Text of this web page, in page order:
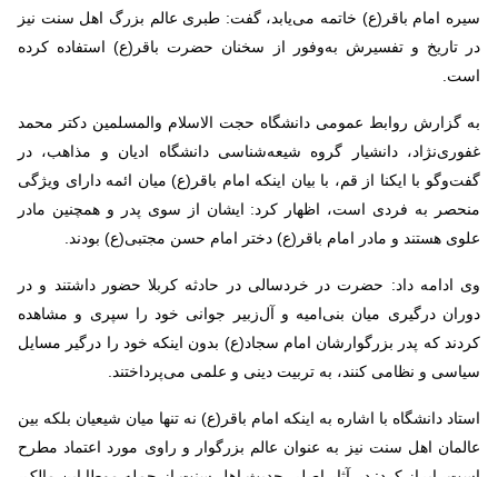
سیره امام باقر(ع) خاتمه می‌یابد، گفت: طبری عالم بزرگ اهل سنت نیز
در تاریخ و تفسیرش به‌وفور از سخنان حضرت باقر(ع) استفاده کرده
است.
به گزارش روابط عمومی دانشگاه حجت الاسلام والمسلمین دکتر محمد
غفوری‌نژاد، دانشیار گروه شیعه‌شناسی دانشگاه ادیان و مذاهب، در
گفت‌وگو با ایکنا از قم، با بیان اینکه امام باقر(ع) میان ائمه دارای ویژگی
منحصر به فردی است، اظهار کرد: ایشان از سوی پدر و همچنین مادر
علوی هستند و مادر امام باقر(ع) دختر امام حسن مجتبی(ع) بودند.
وی ادامه داد: حضرت در خردسالی در حادثه کربلا حضور داشتند و در
دوران درگیری میان بنی‌امیه و آل‌زبیر جوانی خود را سپری و مشاهده
کردند که پدر بزرگوارشان امام سجاد(ع) بدون اینکه خود را درگیر مسایل
سیاسی و نظامی کنند، به تربیت دینی و علمی می‌پرداختند.
استاد دانشگاه با اشاره به اینکه امام باقر(ع) نه تنها میان شیعیان بلکه بین
عالمان اهل سنت نیز به عنوان عالم بزرگوار و راوی مورد اعتماد مطرح